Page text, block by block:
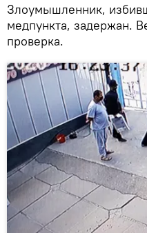
Злоумышленник,
медпункта, задержан.
проверка.